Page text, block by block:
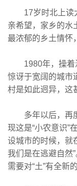
17岁时北上读大
亲希望，家乡的水
最浓郁的乡土情怀
1980年，操着满
惊讶于宽阔的城市
村是如此迥异，这
多年以后，再度
现这是“小农意识”
设城市的时候，就
我们是在逃避自然
需要对“土”有全新